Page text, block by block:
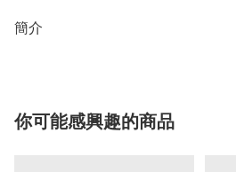
簡介
你可能感興趣的商品